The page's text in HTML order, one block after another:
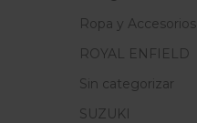
Ropa y Accesorios
ROYAL ENFIELD
Sin categorizar
SUZUKI